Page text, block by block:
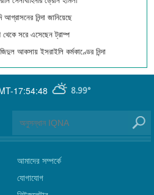
নিন্দা জানিয়েছে
থেকে সরে এসেছেন ট্রাম্প
আকসায় ইসরাইলি কর্মকাণ্ডের নিন্দা
17:54:48 8.99°
আমাদের সম্পর্কে
যোগাযোগ